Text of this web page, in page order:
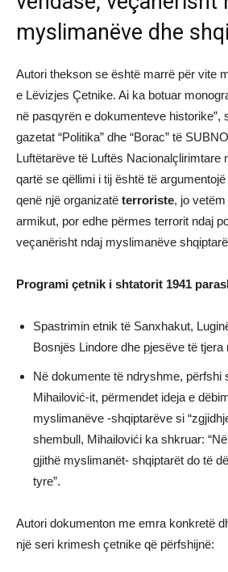
myslimanëve dhe
Autori thekson se është marrë për vite
e Lëvizjes Çetnike. Ai ka botuar
në pasqyrën e dokumenteve historike”,
gazetat “Politika” dhe “Borac” të
Luftëtarëve të Luftës Nacionalçlirimtare
qartë se qëllimi i tij është të
qenë një organizatë terroriste, jo
armikut, por edhe përmes terrorit ndaj
veçanërisht ndaj myslimanëve
Programi çetnik i shtatorit 1941
Spastrimin etnik të Sanxhakut,
Bosnjës Lindore dhe pjesëve të tjera
Në dokumente të ndryshme, përfshi
Mihailović-it, përmendet ideja e
myslimanëve -shqiptarëve si
shembull, Mihailovići ka shkruar:
gjithë myslimanët- shqiptarët do të
tyre”.
Autori dokumenton me emra konkretë
një seri krimesh çetnike që përfshijnë: